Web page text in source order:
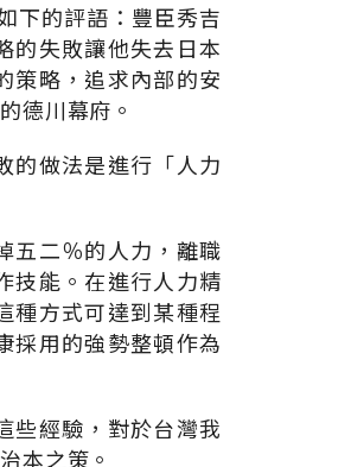
下的評語：豐臣秀吉
的失敗讓他失去日本
策略，追求內部的安
德川幕府。
的做法是進行「人力
五二％的人力，離職
技能。在進行人力精
種方式可達到某種程
採用的強勢整頓作為
些經驗，對於台灣我
本之策。